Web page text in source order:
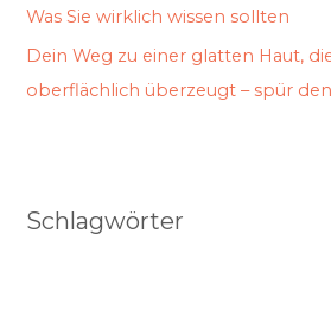
Was Sie wirklich wissen sollten
Dein Weg zu einer glatten Haut,
oberflächlich überzeugt – spür
Schlagwörter